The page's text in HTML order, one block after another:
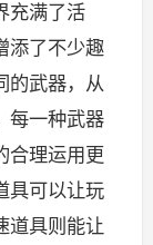
充满了活
添了不少趣
的武器，从
每一种武器
合理运用更
具可以让玩
道具则能让